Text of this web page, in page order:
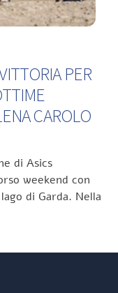
PER
CAROLO
di Asics
weekend con
di Garda. Nella